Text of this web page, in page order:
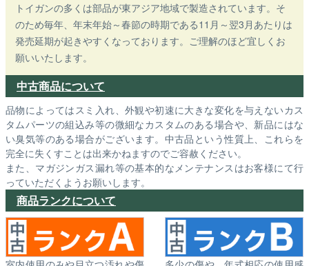
トイガンの多くは部品が東アジア地域で製造されています。そ
のため毎年、年末年始～春節の時期である11月～翌3月あたりは
発売延期が起きやすくなっております。ご理解のほど宜しくお
願いいたします。
中古商品について
品物によってはスミ入れ、外観や初速に大きな変化を与えないカス
タムパーツの組込み等の微細なカスタムのある場合や、新品にはな
い臭気等のある場合がございます。中古品という性質上、これらを
完全に失くすことは出来かねますのでご容赦ください。
また、マガジンガス漏れ等の基本的なメンテナンスはお客様にて行
っていただくようお願いします。
商品ランクについて